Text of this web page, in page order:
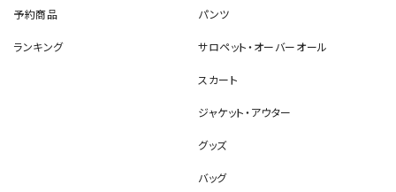
予約商品
ランキング
パンツ
サロペット・オーバーオール
スカート
ジャケット・アウター
グッズ
バッグ